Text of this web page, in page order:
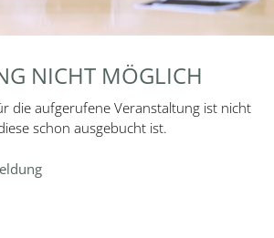
NICHT MÖGLICH
die aufgerufene Veranstaltung ist nicht
schon ausgebucht ist.